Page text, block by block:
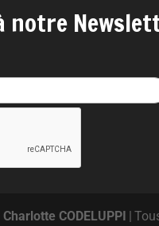
notre
CODELUPPI